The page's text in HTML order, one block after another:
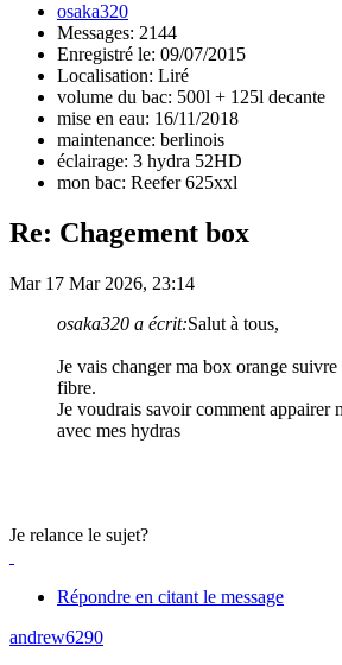
osaka320
Messages: 2144
Enregistré le: 09/07/2015
Localisation: Liré
volume du bac: 500l + 125l decante
mise en eau: 16/11/2018
maintenance: berlinois
éclairage: 3 hydra 52HD
mon bac: Reefer 625xxl
Re: Chagement box
Mar 17 Mar 2026, 23:14
osaka320 a écrit:Salut à tous,
Je vais changer ma box orange suivre
fibre.
Je voudrais savoir comment appairer
avec mes hydras
Je relance le sujet?
Répondre en citant le message
andrew6290